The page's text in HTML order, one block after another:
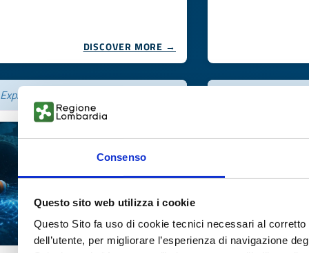
Consenso
Questo sito web utilizza i cookie
Questo Sito fa uso di cookie tecnici necessari al
dell’utente, per migliorare l’esperienza di navigazione
DISCOVER MORE →
Expires on